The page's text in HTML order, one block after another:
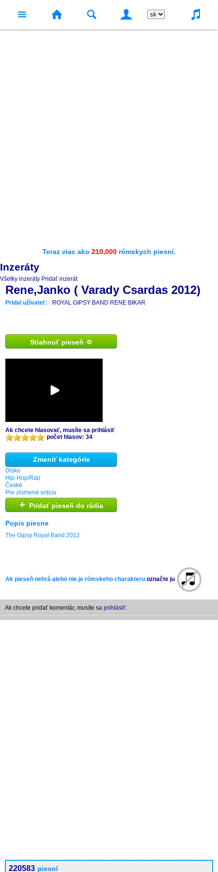
Teraz viac ako 210,000 rómskych piesní.
Inzeráty
Všetky inzeráty Pridať inzerát
Rene,Janko ( Varady Csardas 2012)
Pridal užívateľ: ROYAL GIPSY BAND RENE BIKAR
Stiahnuť pieseň
Ak chcete hlasovať, musíte sa prihlásiť
počet hlasov: 34
Zmeniť kategórie
Disko
Hip-Hop/Rap
České
Pre zlomené srdcia
+ Pridať pieseň do rádia
Popis piesne
The Gipsy Royal Band 2012
Ak pieseň nehrá alebo nie je rómskeho charakteru označte ju
Ak chcete pridať komentár, musíte sa prihlásiť:
220583 piesní